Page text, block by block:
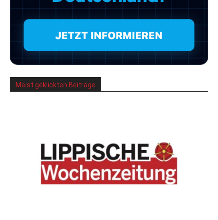
Meist geklickten Beiträge